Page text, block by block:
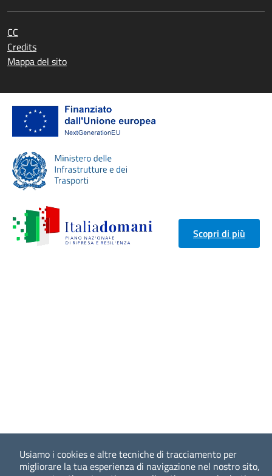
Usiamo i cookies e altre tecniche di tracciamento per
migliorare la tua esperienza di navigazione nel nostro sito,
CC
Credits
Mappa del sito
Scopri di più